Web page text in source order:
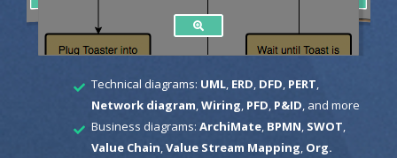
Technical diagrams: UML, ERD DFD PERT
Network diagram Wiring PFD P&ID , and more
Business diagrams: ArchiMate, BPMN SWOT
Value Chain Value Stream Mapping Org.